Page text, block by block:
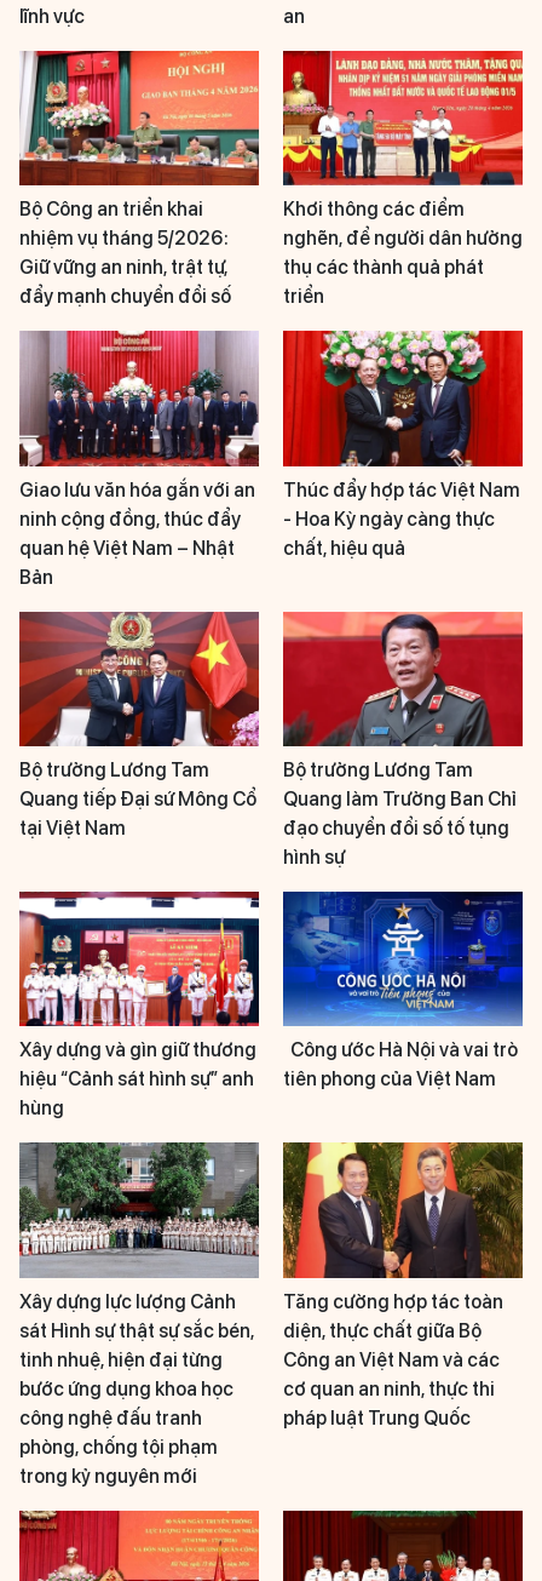
lĩnh vực
an
Bộ Công an triển khai
nhiệm vụ tháng 5/2026:
Giữ vững an ninh, trật tự,
đẩy mạnh chuyển đổi số
Khơi thông các điểm
nghẽn, để người dân hưởng
thụ các thành quả phát
triển
Giao lưu văn hóa gắn với an
ninh cộng đồng, thúc đẩy
quan hệ Việt Nam – Nhật
Bản
Thúc đẩy hợp tác Việt Nam
- Hoa Kỳ ngày càng thực
chất, hiệu quả
Bộ trưởng Lương Tam
Quang tiếp Đại sứ Mông Cổ
tại Việt Nam
Bộ trưởng Lương Tam
Quang làm Trưởng Ban Chỉ
đạo chuyển đổi số tố tụng
hình sự
Xây dựng và gìn giữ thương
hiệu “Cảnh sát hình sự” anh
hùng
Công ước Hà Nội và vai trò
tiên phong của Việt Nam
Xây dựng lực lượng Cảnh
sát Hình sự thật sự sắc bén,
tinh nhuệ, hiện đại từng
bước ứng dụng khoa học
công nghệ đấu tranh
phòng, chống tội phạm
trong kỷ nguyên mới
Tăng cường hợp tác toàn
diện, thực chất giữa Bộ
Công an Việt Nam và các
cơ quan an ninh, thực thi
pháp luật Trung Quốc